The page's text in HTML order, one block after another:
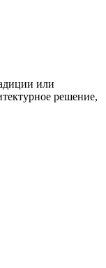
или
решение,